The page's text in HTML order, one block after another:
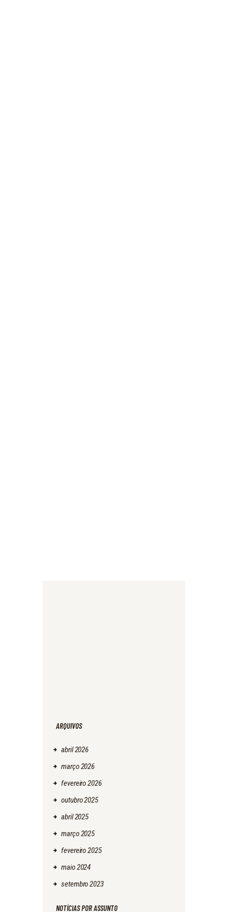
ARQUIVOS
abril2026
março2026
fevereiro2026
outubro2025
abril2025
março2025
fevereiro2025
maio2024
setembro2023
NOTÍCIAS POR ASSUNTO